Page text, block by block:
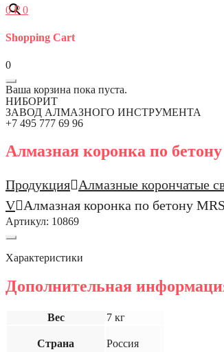
0₽ 0
Shopping Cart
0
Ваша корзина пока пуста.
НИБОРИТ
ЗАВОД АЛМАЗНОГО ИНСТРУМЕНТА
+7 495 777 69 96
Алмазная коронка по
Продукция Алмазные корончатые
V
Алмазная коронка по бетону
Артикул: 10869
Характеристики
Дополнительная
Вес 7 кг
Страна Россия